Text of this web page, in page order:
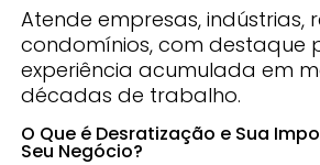
Atende empresas, indústrias,
condomínios, com destaque
experiência acumulada em
décadas de trabalho.
O Que é Desratização e Sua
Seu Negócio?